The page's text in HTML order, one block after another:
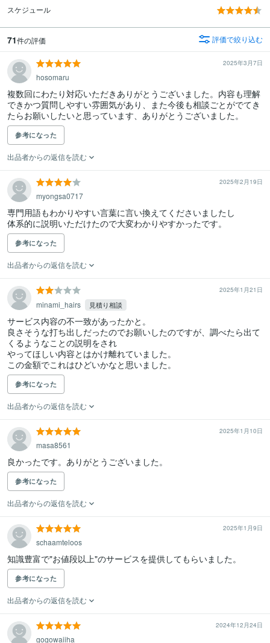
スケジュール
71件の評価 評価で絞り込む
2025年3月7日
hosomaru
複数回にわたり対応いただきありがとうございました。内容も理解
できかつ質問しやすい雰囲気があり、また今後も相談ごとがでてき
たらお願いしたいと思っています、ありがとうございました。
参考になった
出品者からの返信を読む
2025年2月19日
myongsa0717
専門用語もわかりやすい言葉に言い換えてくださいましたし
体系的に説明いただけたので大変わかりやすかったです。
参考になった
出品者からの返信を読む
2025年1月21日
minami_hairs 見積り相談
サービス内容の不一致があったかと。
良さそうな打ち出しだったのでお願いしたのですが、調べたら出て
くるようなことの説明をされ
やってほしい内容とはかけ離れていました。
参考になった
出品者からの返信を読む
2025年1月10日
masa8561
良かったです。ありがとうございました。
参考になった
出品者からの返信を読む
2025年1月9日
schaamteloos
知識豊富で"お値段以上"のサービスを提供してもらいました。
参考になった
出品者からの返信を読む
2024年12月24日
gogowaiiha